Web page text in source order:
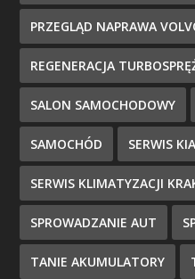
PRZEGLĄD NAPRAWA
REGENERACJA
SALON SAMOCHODOWY
SAMOCHÓD SERWIS KIA
SERWIS KLIMATYZACJI
SPROWADZANIE AUT
TANIE AKUMULATORY